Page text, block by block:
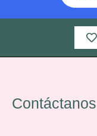
Contáctanos